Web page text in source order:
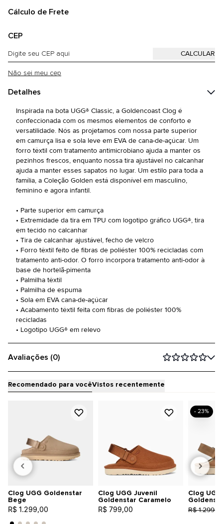
Cálculo de Frete
CEP
Não sei meu cep
Detalhes
Inspirada na bota UGG® Classic, a Goldencoast Clog é
confeccionada com os mesmos elementos de conforto e
versatilidade. Nós as projetamos com nossa parte superior
em camurça lisa e sola leve em EVA de cana-de-açúcar. Um
forro têxtil com tratamento antimicrobiano ajuda a manter os
pezinhos frescos, enquanto nossa tira ajustável no calcanhar
ajuda a manter esses sapatos no lugar. Um estilo para toda a
família, a Coleção Golden está disponível em masculino,
feminino e agora infantil.
• Parte superior em camurça
• Extremidade da tira em TPU com logotipo gráfico UGG®, tira
em tecido no calcanhar
• Tira de calcanhar ajustável, fecho de velcro
• Forro têxtil feito de fibras de poliéster 100% recicladas com
tratamento anti-odor. O forro incorpora tratamento anti-odor à
base de hortelã-pimenta
• Palmilha têxtil
• Palmilha de espuma
• Sola em EVA cana-de-açúcar
• Acabamento têxtil feita com fibras de poliéster 100%
recicladas
• Logotipo UGG® em relevo
Avaliações (0)
Recomendado para vocêVistos recentemente
Clog UGG Goldenstar
Bege
R$ 1.299,00
Clog UGG Juvenil
Goldenstar Caramelo
R$ 799,00
Clog
R$
- 23%